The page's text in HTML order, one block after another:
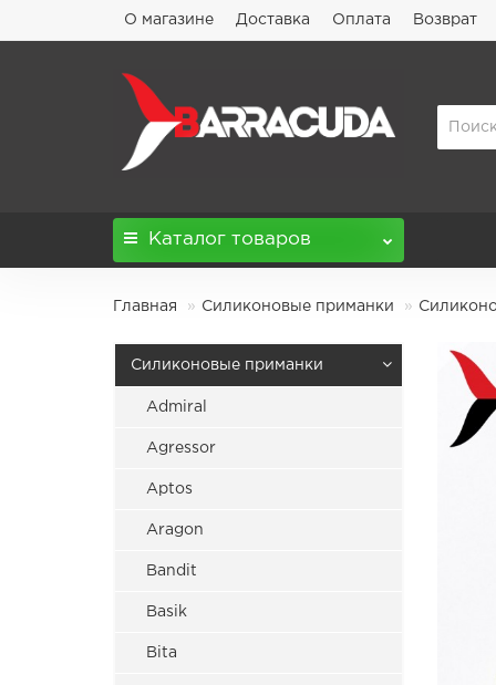
О магазине Доставка Оплата Возврат
Каталог товаров
Главная Силиконовые приманки
Силиконовые приманки
Admiral
Agressor
Aptos
Aragon
Bandit
Basik
Bita